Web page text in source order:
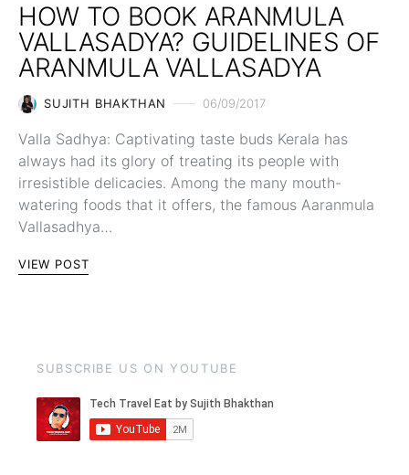
HOW TO BOOK ARANMULA
VALLASADYA? GUIDELINES OF
ARANMULA VALLASADYA
SUJITH BHAKTHAN 06/09/2017
Valla Sadhya: Captivating taste buds Kerala has
always had its glory of treating its people with
irresistible delicacies. Among the many mouth-
watering foods that it offers, the famous Aaranmula
Vallasadhya…
VIEW POST
SUBSCRIBE US ON YOUTUBE